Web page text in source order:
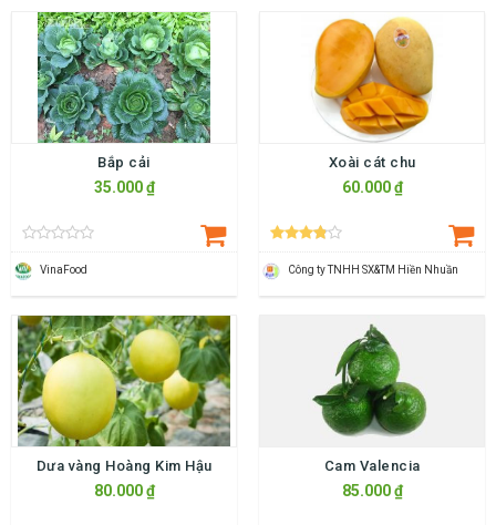
Bắp cải
35.000 ₫
VinaFood
Xoài cát chu
60.000 ₫
Công ty TNHH SX&TM Hiền Nhuần
Dưa vàng Hoàng Kim Hậu
80.000 ₫
Cam Valencia
85.000 ₫